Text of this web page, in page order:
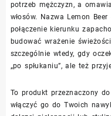
potrzeb mężczyzn, a
włosów. Nazwa Lemon
połączenie kierunku
budować wrażenie
szczególnie wtedy, gdy
„po spłukaniu”, ale też
To produkt przeznaczony
włączyć go do Twoich